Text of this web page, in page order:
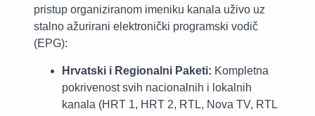
pristup organiziranom imeniku kanala uživo uz
stalno ažurirani elektronički programski vodič
(EPG):
Hrvatski i Regionalni Paketi: Kompletna
pokrivenost svih nacionalnih i lokalnih
kanala (HRT 1, HRT 2, RTL, Nova TV, RTL